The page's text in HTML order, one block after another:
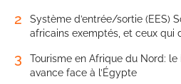
2
Système d’entrée/sortie (EES)
africains exemptés, et ceux qui
3
Tourisme en Afrique du Nord:
avance face à l’Égypte